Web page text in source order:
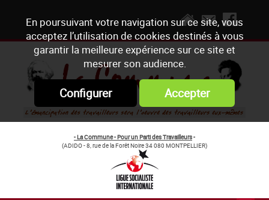
En poursuivant votre navigation sur ce site, vous
acceptez l’utilisation de cookies destinés à vous
garantir la meilleure expérience sur ce site et
mesurer son audience.
Configurer Accepter
- La Commune - Pour un Parti des Travailleurs-
(ADIDO - 8, rue de la Forêt Noire 34 080 MONTPELLIER)